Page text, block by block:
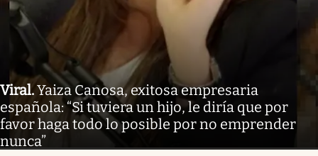
Viral.Yaiza Canosa, exitosa empresaria
española: “Si tuviera un hijo, le diría que por
favor haga todo lo posible por no emprender
nunca”